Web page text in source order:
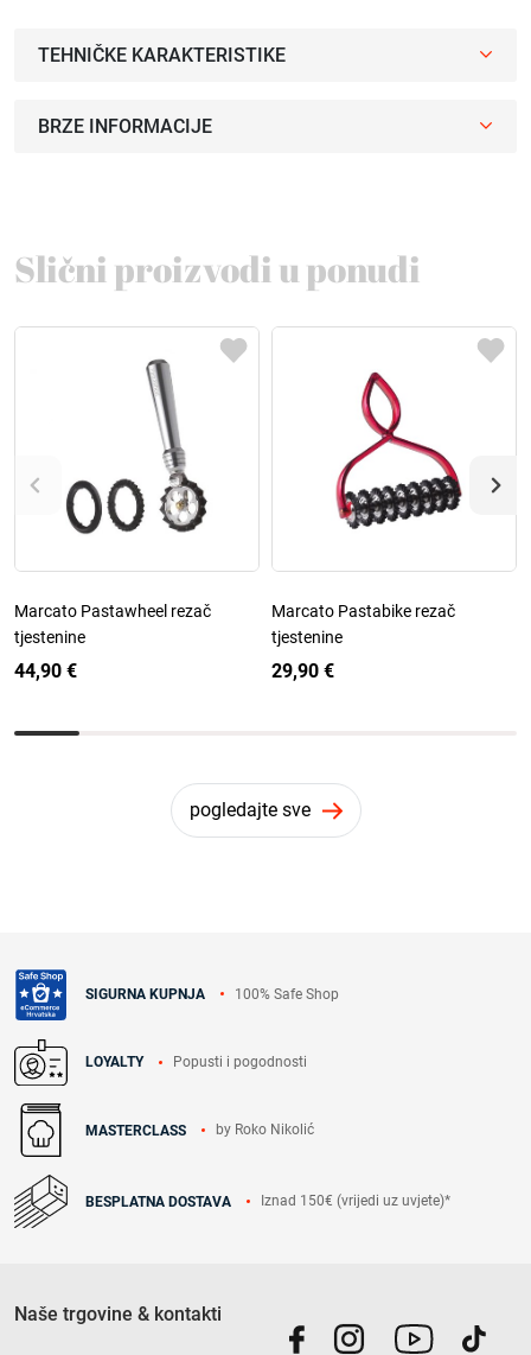
TEHNIČKE KARAKTERISTIKE
BRZE INFORMACIJE
Slični proizvodi u ponudi
Marcato Pastawheel rezač
tjestenine
44,90 €
Marcato Pastabike rezač
tjestenine
29,90 €
pogledajte sve
SIGURNA KUPNJA 100% Safe Shop
LOYALTY Popusti i pogodnosti
MASTERCLASS by Roko Nikolić
BESPLATNA DOSTAVA Iznad 150€ (vrijedi uz uvjete)*
Naše trgovine & kontakti